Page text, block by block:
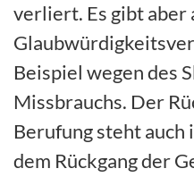
verliert. Es gibt aber
Beispiel wegen des
Missbrauchs. Der
Berufung steht auch
dem Rückgang der